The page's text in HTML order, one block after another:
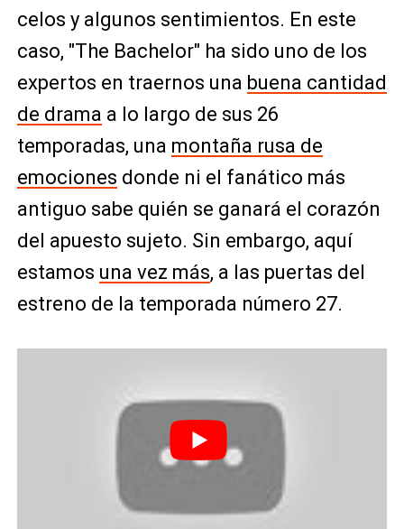
celos y algunos sentimientos. En este
caso, "The Bachelor" ha sido uno de los
expertos en traernos una buena cantidad
de drama a lo largo de sus 26
temporadas, una montaña rusa de
emociones donde ni el fanático más
antiguo sabe quién se ganará el corazón
del apuesto sujeto. Sin embargo, aquí
estamos una vez más, a las puertas del
estreno de la temporada número 27.